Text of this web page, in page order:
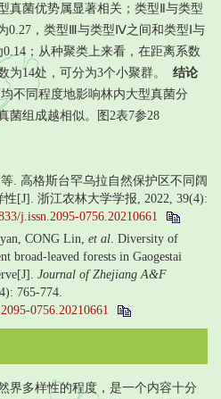
真菌优势属显著相关；类型Ⅱ与类型
0.27，类型Ⅲ与类型Ⅳ之间和类型Ⅰ与
；从种聚类上来看，在距离系数
为14处，可分为3个小聚群。
结论
不同程度地影响林内大型真菌分
菌组成越相似。图2表7参28
. 高格斯台罕乌拉自然保护区不同阔
[J]. 浙江农林大学学报, 2022, 39(4):
j.issn.2095-0756.20210661
CONG Lin, et al . Diversity of
broad-leaved forests in Gaogestai
Journal of Zhejiang A&F
765-774.
0756.20210661
界多样性的程度，是一个内容十分